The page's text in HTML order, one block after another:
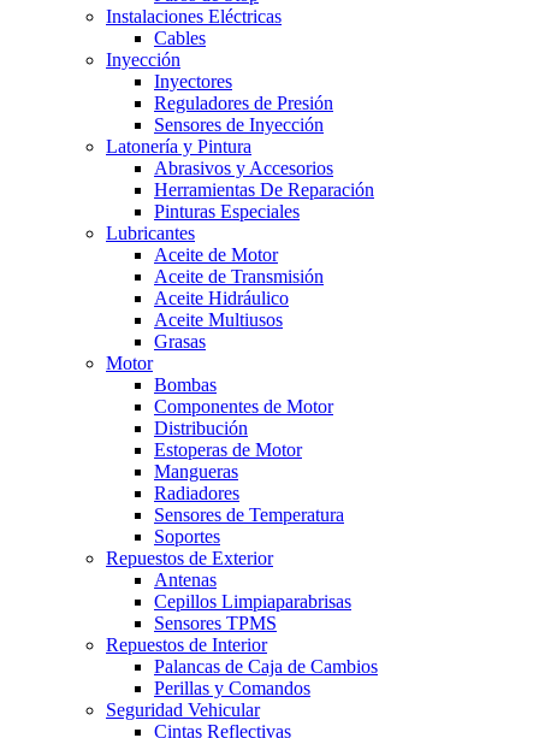
Instalaciones Eléctricas
Cables
Inyección
Inyectores
Reguladores de Presión
Sensores de Inyección
Latonería y Pintura
Abrasivos y Accesorios
Herramientas De Reparación
Pinturas Especiales
Lubricantes
Aceite de Motor
Aceite de Transmisión
Aceite Hidráulico
Aceite Multiusos
Grasas
Motor
Bombas
Componentes de Motor
Distribución
Estoperas de Motor
Mangueras
Radiadores
Sensores de Temperatura
Soportes
Repuestos de Exterior
Antenas
Cepillos Limpiaparabrisas
Sensores TPMS
Repuestos de Interior
Palancas de Caja de Cambios
Perillas y Comandos
Seguridad Vehicular
Cintas Reflectivas